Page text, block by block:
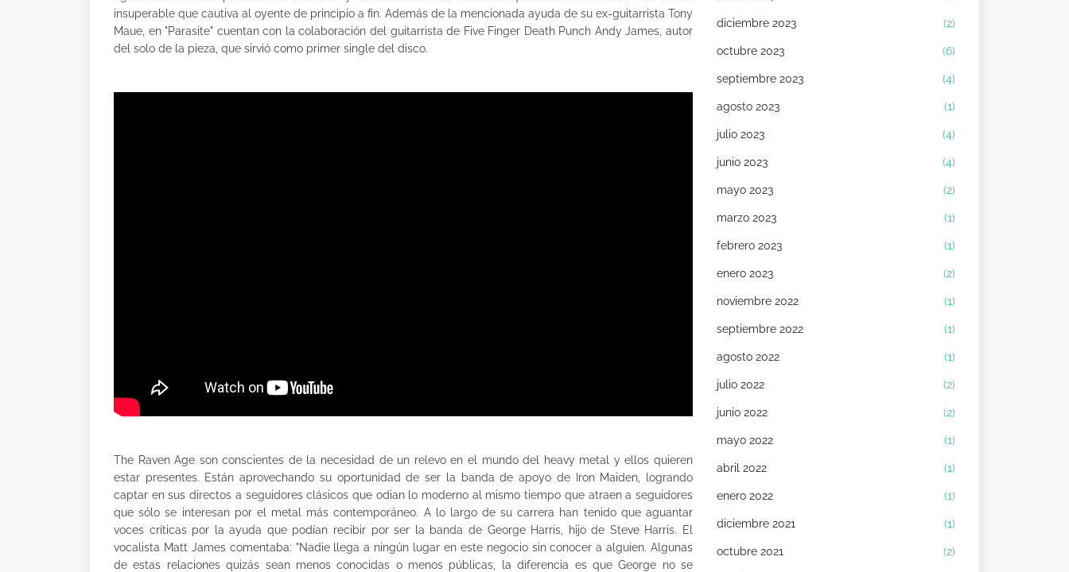
insuperable que cautiva al oyente de principio a fin. Además de la mencionada ayuda de su ex-guitarrista Tony
Maue, en "Parasite" cuentan con la colaboración del guitarrista de Five Finger Death Punch Andy James, autor
del solo de la pieza, que sirvió como primer single del disco.
The Raven Age son conscientes de la necesidad de un relevo en el mundo del heavy metal y ellos quieren
estar presentes. Están aprovechando su oportunidad de ser la banda de apoyo de Iron Maiden, logrando
captar en sus directos a seguidores clásicos que odian lo moderno al mismo tiempo que atraen a seguidores
que sólo se interesan por el metal más contemporáneo. A lo largo de su carrera han tenido que aguantar
voces críticas por la ayuda que podían recibir por ser la banda de George Harris, hijo de Steve Harris. El
vocalista Matt James comentaba: "Nadie llega a ningún lugar en este negocio sin conocer a alguien. Algunas
de estas relaciones quizás sean menos conocidas o menos públicas, la diferencia es que George no se
diciembre 2023 (2)
octubre 2023 (6)
septiembre 2023 (4)
agosto 2023 (1)
julio 2023 (4)
junio 2023 (4)
mayo 2023 (2)
marzo 2023 (1)
febrero 2023 (1)
enero 2023 (2)
noviembre 2022 (1)
septiembre 2022 (1)
agosto 2022 (1)
julio 2022 (2)
junio 2022 (2)
mayo 2022 (1)
abril 2022 (1)
enero 2022 (1)
diciembre 2021 (1)
octubre 2021 (2)